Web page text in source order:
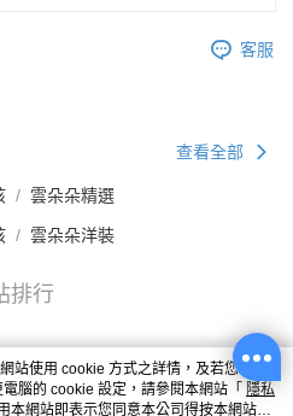
客服
查看全部
雲朵朵精選
雲朵朵洋裝
排行
站使用 cookie 方式之詳情，及若您不希
腦的 cookie 設定，請參閱本網站「 隱私
本網站即表示您同意本公司得按本網站使